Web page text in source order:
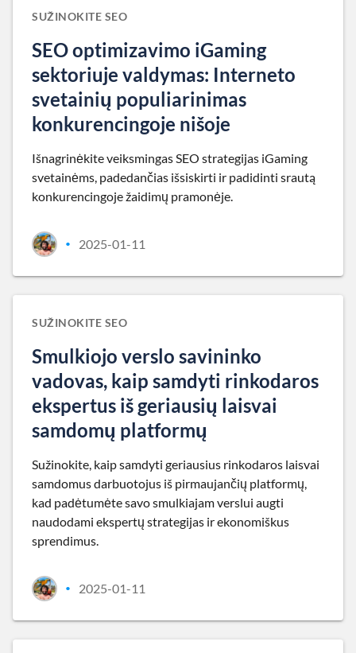
SUŽINOKITE SEO
SEO optimizavimo iGaming
sektoriuje valdymas: Interneto
svetainių populiarinimas
konkurencingoje nišoje
Išnagrinėkite veiksmingas SEO strategijas iGaming
svetainėms, padedančias išsiskirti ir padidinti srautą
konkurencingoje žaidimų pramonėje.
• 2025-01-11
SUŽINOKITE SEO
Smulkiojo verslo savininko
vadovas, kaip samdyti rinkodaros
ekspertus iš geriausių laisvai
samdomų platformų
Sužinokite, kaip samdyti geriausius rinkodaros laisvai
samdomus darbuotojus iš pirmaujančių platformų,
kad padėtumėte savo smulkiajam verslui augti
naudodami ekspertų strategijas ir ekonomiškus
sprendimus.
• 2025-01-11